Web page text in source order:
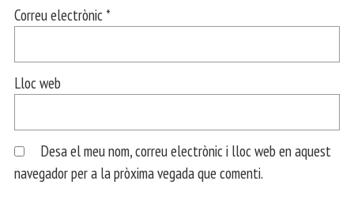
Correu electrònic *
Lloc web
Desa el meu nom, correu electrònic i lloc web en aquest
navegador per a la pròxima vegada que comenti.